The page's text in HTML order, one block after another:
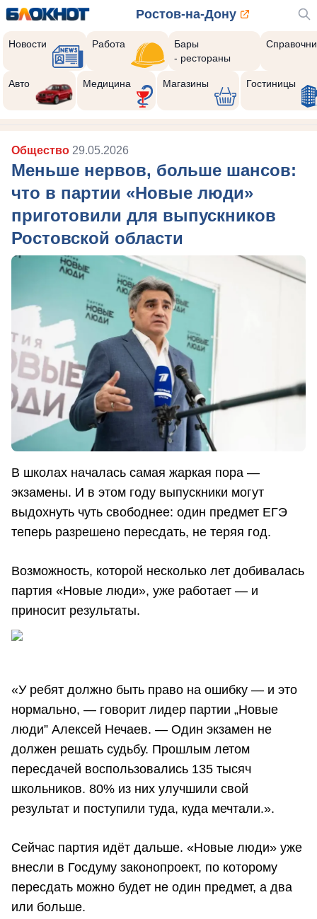
Ростов-на-Дону
Новости Работа
Бары
- рестораны
Авто Медицина Магазины Гостиницы
Общество 29.05.2026
Меньше нервов, больше шансов:
что в партии «Новые люди»
приготовили для выпускников
Ростовской области
В школах началась самая жаркая пора —
экзамены. И в этом году выпускники могут
выдохнуть чуть свободнее: один предмет ЕГЭ
теперь разрешено пересдать, не теряя год.
Возможность, которой несколько лет добивалась
партия «Новые люди», уже работает — и
приносит результаты.
«У ребят должно быть право на ошибку — и это
нормально, — говорит лидер партии „Новые
люди” Алексей Нечаев. — Один экзамен не
должен решать судьбу. Прошлым летом
пересдачей воспользовались 135 тысяч
школьников. 80% из них улучшили свой
результат и поступили туда, куда мечтали.».
Сейчас партия идёт дальше. «Новые люди» уже
внесли в Госдуму законопроект, по которому
пересдать можно будет не один предмет, а два
или больше.